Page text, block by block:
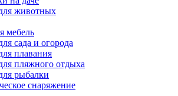
животных
мебель
сада и огорода
плавания
пляжного отдыха
рыбалки
снаряжение